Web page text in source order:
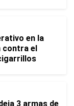
en la
contra el
3 armas de